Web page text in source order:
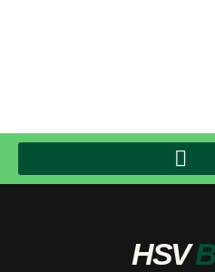
HSV